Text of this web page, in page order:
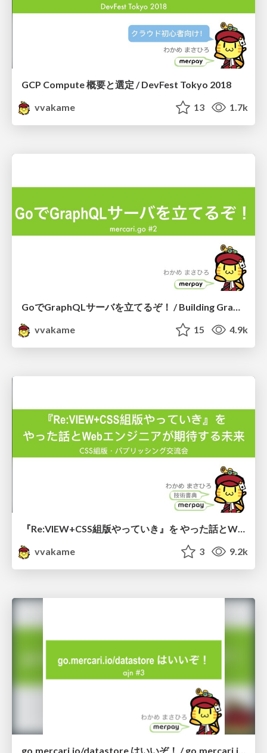
GCP Compute 概要と選定 / DevFest Tokyo 2018
vvakame
13 1.7k
vvakame
15 4.9k
『Re:VIEW+CSS組版やっていき』を やった話とWebエンジニアが期待する未来 / CSS Publishinng for Web Developers
vvakame
3 9.2k
go.mercari.io/datastore はいいぞ！ / go.mercari.io/datastore is pretty good!